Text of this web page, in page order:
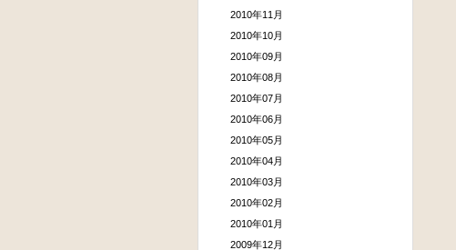
2010年11月
2010年10月
2010年09月
2010年08月
2010年07月
2010年06月
2010年05月
2010年04月
2010年03月
2010年02月
2010年01月
2009年12月